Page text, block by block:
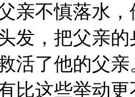
亲不慎落水
发，把父亲
活了他的父
比这些举动